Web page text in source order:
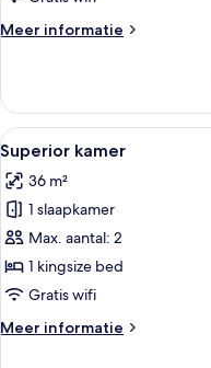
laden
Meer informatie
Meer
kamer,
kingsize
bed
Alle
foto's
voor
Superior
kamer
laden
4
Superior kamer
36 m²
1 slaapkamer
Max. aantal: 2
1 kingsize bed
Gratis wifi
Meer informatie
Meer